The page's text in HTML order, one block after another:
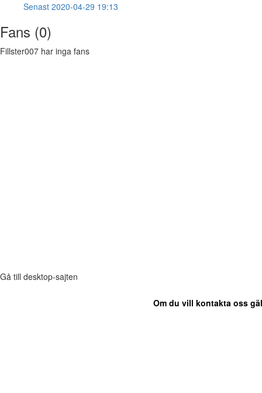
Senast 2020-04-29 19:13
Fans (0)
Fillster007 har inga fans
Gå till desktop-sajten
Om du vill kontakta oss